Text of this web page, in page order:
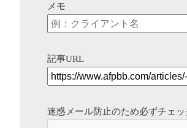
メモ
記事URL
迷惑メール防止のため必ずチェ